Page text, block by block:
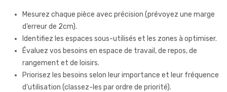
Mesurez chaque pièce avec précision (prévoyez une marge
d’erreur de 2cm).
Identifiez les espaces sous-utilisés et les zones à optimiser.
Évaluez vos besoins en espace de travail, de repos, de
rangement et de loisirs.
Priorisez les besoins selon leur importance et leur fréquence
d’utilisation (classez-les par ordre de priorité).